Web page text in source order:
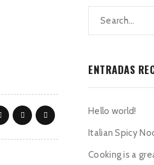
ENTRADAS
Hello world!
Italian Spicy
Cooking is a